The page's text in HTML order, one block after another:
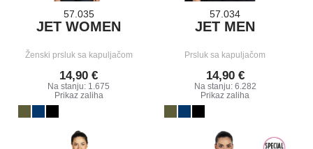
57.035
JET WOMEN
Ženski prsluk sa kapuljačom
14,90 €
Na stanju: 1.675
Prikaz zaliha
57.034
JET MEN
Prsluk sa kapuljačom
14,90 €
Na stanju: 6.282
Prikaz zaliha